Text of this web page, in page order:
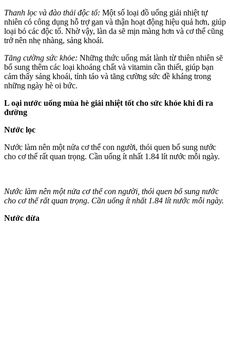
Thanh lọc và đào thải độc tố: Một số loại đồ uống giải nhiệt tự
nhiên có công dụng hỗ trợ gan và thận hoạt động hiệu quả hơn, giúp
loại bỏ các độc tố. Nhờ vậy, làn da sẽ mịn màng hơn và c‌ơ th‌ể cũng
trở nên nhẹ nhàng, sảng khoái.
Tăng cường sức khỏe: Những thức uống mát lành từ thiên nhiên sẽ
bổ sung thêm các loại khoáng chất và vitamin cần thiết, giúp bạn
cảm thấy sảng khoái, tỉnh táo và tăng cường sức đề kháng trong
những ngày hè oi bức.
L oại nước uống mùa hè giải nhiệt tốt cho sức khỏe khi đi ra
đường
Nước lọc
Nước làm nên một nửa c‌ơ th‌ể con người, thói quen bổ sung nước
cho c‌ơ th‌ể rất quan trọng. Cần uống ít nhất 1.84 lít nước mỗi ngày.
Nước làm nên một nửa c‌ơ th‌ể con người, thói quen bổ sung nước
cho c‌ơ th‌ể rất quan trọng. Cần uống ít nhất 1.84 lít nước mỗi ngày.
Nước dừa